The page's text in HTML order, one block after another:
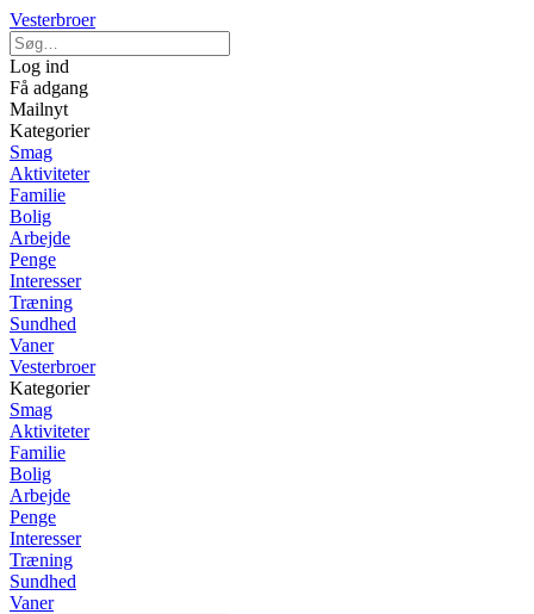
Vesterbroer
Log ind
Få adgang
Mailnyt
Kategorier
Smag
Aktiviteter
Familie
Bolig
Arbejde
Penge
Interesser
Træning
Sundhed
Vaner
Vesterbroer
Kategorier
Smag
Aktiviteter
Familie
Bolig
Arbejde
Penge
Interesser
Træning
Sundhed
Vaner